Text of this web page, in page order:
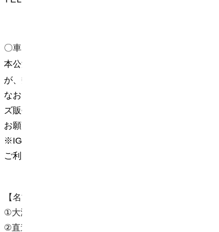
〇車いす駐車場について
本公演では車椅子駐車場をご用意しております
が、数が非常に限られております。
なお、駐車場の予約は承っておりません（グッ
ズ販売開始時間からの先着順）。予めご了承を
お願いいたします。
※IGアリーナへお越しの際は、公共交通機関を
ご利用いただきますよう、お願いいたします。
【名古屋城方面からのご来場の場合】
①大津通「名城公園北」信号を左折
②直進し、右手に野球